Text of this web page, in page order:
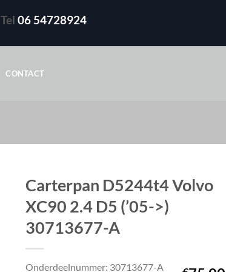
Tel 06 54728924
CONTACT
Carterpan D5244t4 Volvo
XC90 2.4 D5 (’05->)
30713677-A
Onderdeelnummer: 30713677-A